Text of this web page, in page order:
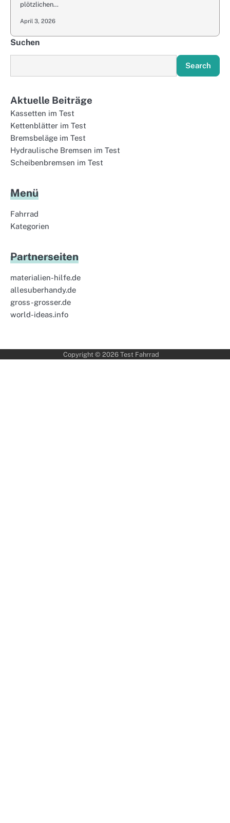
plötzlichen…
April 3, 2026
Suchen
Search
Aktuelle Beiträge
Kassetten im Test
Kettenblätter im Test
Bremsbeläge im Test
Hydraulische Bremsen im Test
Scheibenbremsen im Test
Menü
Fahrrad
Kategorien
Partnerseiten
materialien-hilfe.de
allesuberhandy.de
gross-grosser.de
world-ideas.info
Copyright © 2026 Test Fahrrad